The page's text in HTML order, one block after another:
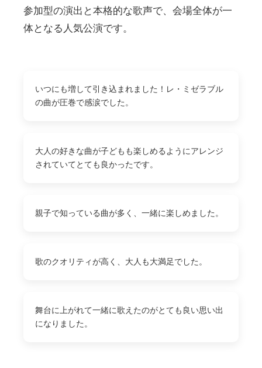
参加型の演出と本格的な歌声で、会場全体が一
体となる人気公演です。
いつにも増して引き込まれました！レ・ミゼラブル
の曲が圧巻で感涙でした。
大人の好きな曲が子どもも楽しめるようにアレンジ
されていてとても良かったです。
親子で知っている曲が多く、一緒に楽しめました。
歌のクオリティが高く、大人も大満足でした。
舞台に上がれて一緒に歌えたのがとても良い思い出
になりました。